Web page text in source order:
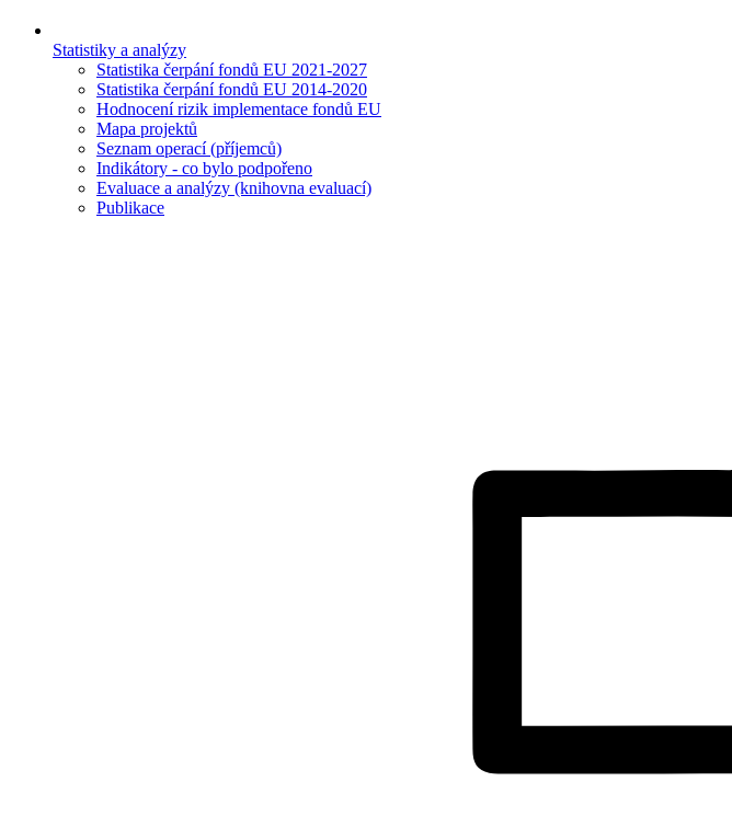
Statistiky a analýzy
Statistika čerpání fondů EU 2021-2027
Statistika čerpání fondů EU 2014-2020
Hodnocení rizik implementace fondů EU
Mapa projektů
Seznam operací (příjemců)
Indikátory - co bylo podpořeno
Evaluace a analýzy (knihovna evaluací)
Publikace